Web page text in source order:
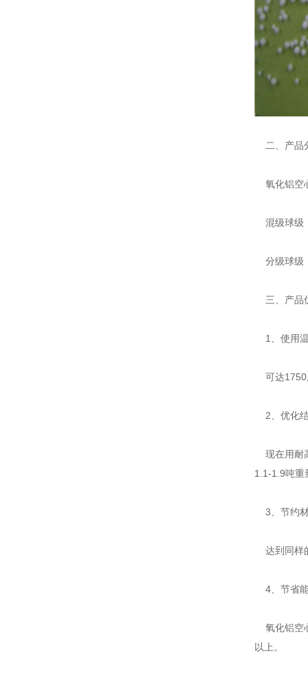
二、产品
氧化铝空
混级球级
分级球级
三、产品
1、使用
可达1750
2、优化
现在用耐
1.1-1.9吨重
3、节约
达到同样
4、节省
氧化铝空
以上。